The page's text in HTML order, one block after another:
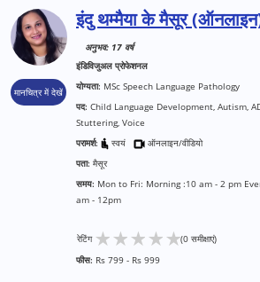
मानचित्र में देखें
इंदु थम्मैया के मैसूर
अनुभव: 17 वर्ष
इंडिविजुअल प्रोफेशनल
योग्यता: MSc Speech Language Pathology
पद: Child Language Development, Autism,
Stuttering, Voice
परामर्श:
स्वयं
ऑनलाइन/वीडियो
पता: मैसूर
समय: Mon to Fri: Morning :10 am - 2 pm
am - 12pm
रेटिंग ★★★★★(0 समीक्षाएं)
फीस: Rs 799 - Rs 999